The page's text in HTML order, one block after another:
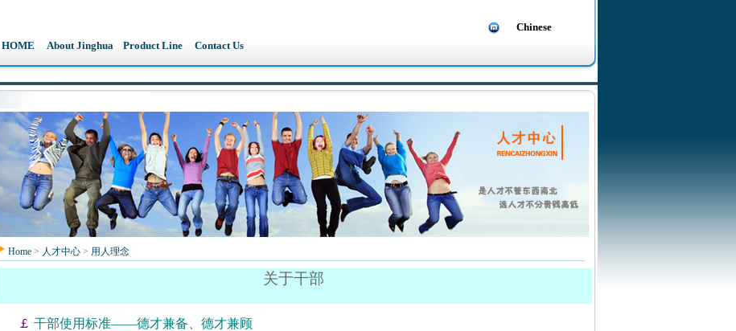
Chinese
HOME
About Jinghua Product Line Contact Us
Home> 人才中心> 用人理念
关于干部
￡ 干部使用标准——德才兼备、德才兼顾